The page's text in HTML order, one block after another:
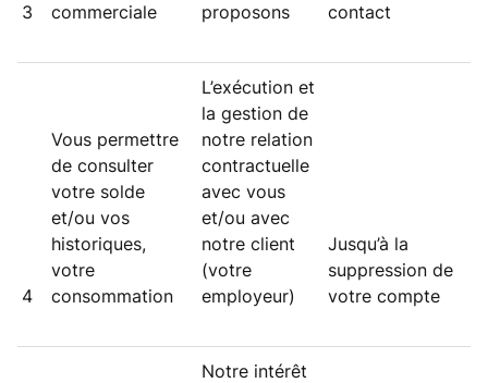
3
commerciale
proposons
contact
4
Vous permettre
de consulter
votre solde
et/ou vos
historiques,
votre
consommation
L’exécution et
la gestion de
notre relation
contractuelle
avec vous
et/ou avec
notre client
(votre
employeur)
Jusqu’à la
suppression de
votre compte
Notre intérêt